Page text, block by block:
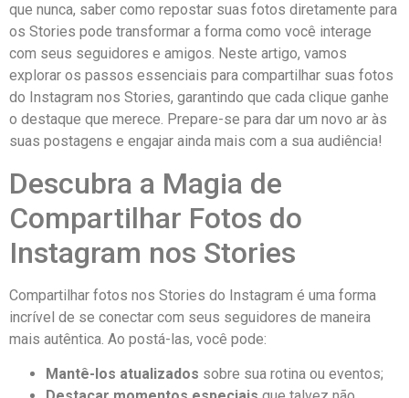
que nunca, saber como repostar suas fotos diretamente para
os Stories ⁤pode transformar‌ a forma como você interage
com seus seguidores e amigos. Neste artigo, vamos
‌explorar os passos essenciais para ‌compartilhar⁢ suas fotos
do ⁣Instagram nos⁢ Stories, garantindo que cada ⁣clique ganhe
o​ destaque que merece.⁢ Prepare-se ⁤para dar um novo ar às
suas postagens e engajar ainda⁢ mais com a sua audiência!
Descubra‌ a Magia de
Compartilhar Fotos do
Instagram nos Stories
Compartilhar fotos nos⁣ Stories do Instagram é‍ uma forma⁣
incrível⁣ de⁣ se conectar com seus seguidores de maneira
mais autêntica. Ao postá-las, você pode:
Mantê-los atualizados sobre sua rotina ou eventos;